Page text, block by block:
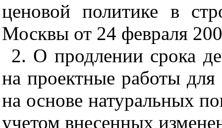
ценовой политике в
Москвы от 24 февраля
2. О продлении срока
на проектные работы для
на основе натуральных
учетом внесенных